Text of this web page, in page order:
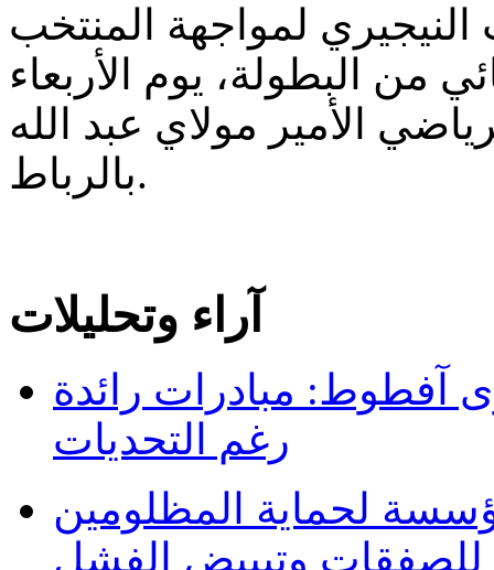
النيجيري لمواجهة المنتخب
من البطولة، يوم الأربعاء
الأمير مولاي عبد الله
بالرباط.
آراء وتحليلات
آفطوط: مبادرات رائدة
رغم التحديات
لحماية المظلومين
للصفقات وتبييض الفشل